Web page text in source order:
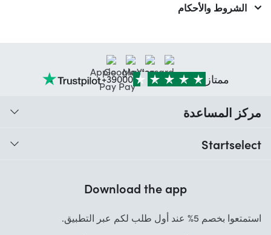
الشروط والأحكام
ممتاز 39000+
مركز المساعدة
Startselect
المهام
Download the app
استمتعوا بخصم 5% عند أول طلب لكم عبر التطبيق.